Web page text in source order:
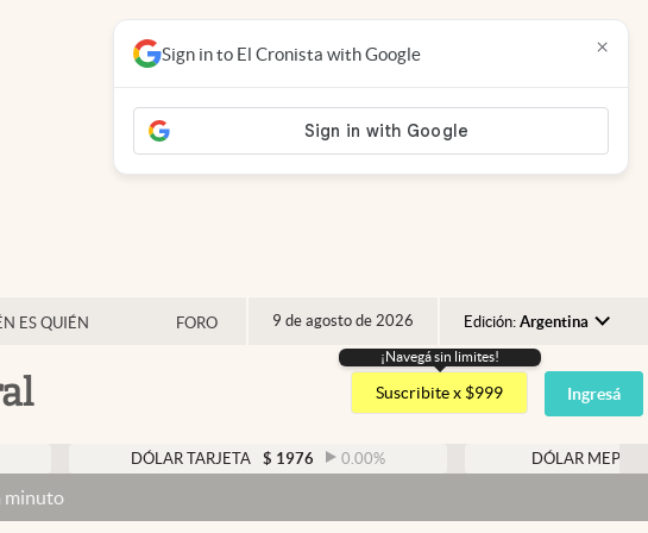
ES QUIÉN FORO 9 de agosto de 2026 Edición: Argentina
Argentina
España
USA
¡Navegá sin limites!
Suscribite x $999 Ingresá
DÓLAR TARJETA $ 1976 0.00% DÓLAR MEP $ 1526,03
Sign in to El Cronista with Google ×